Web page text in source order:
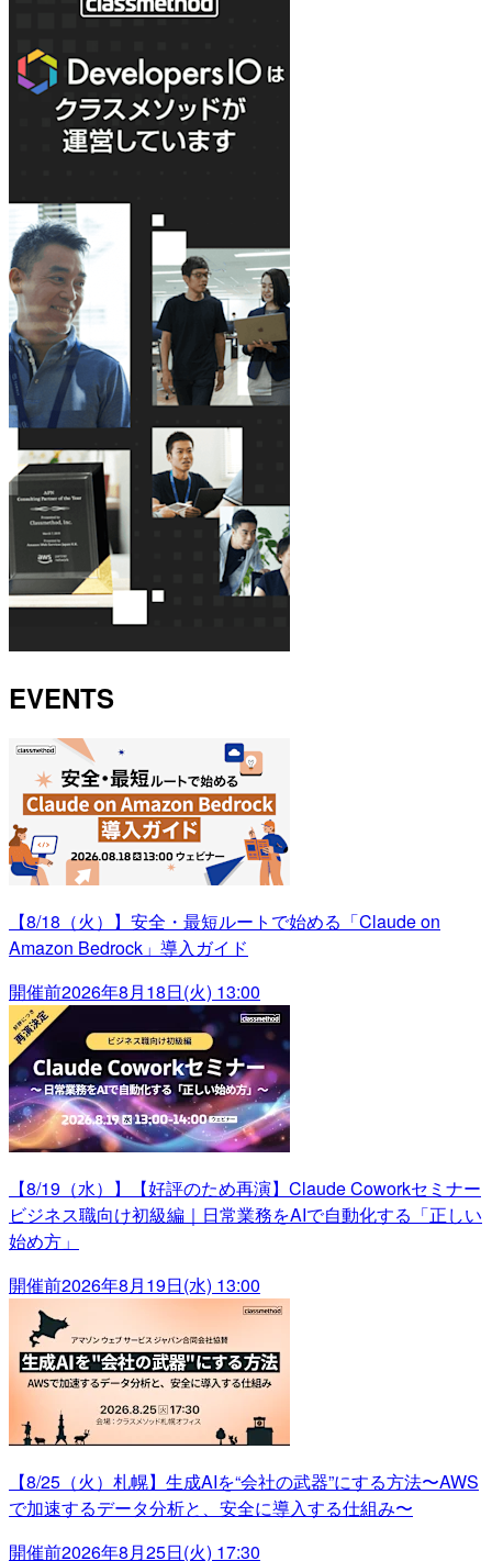
EVENTS
【8/18（火）】安全・最短ルートで始める「Claude on
Amazon Bedrock」導入ガイド
開催前2026年8月18日(火) 13:00
【8/19（水）】【好評のため再演】Claude Coworkセミナー
ビジネス職向け初級編｜日常業務をAIで自動化する「正しい
始め方」
開催前2026年8月19日(水) 13:00
【8/25（火）札幌】生成AIを“会社の武器”にする方法〜AWS
で加速するデータ分析と、安全に導入する仕組み〜
開催前2026年8月25日(火) 17:30